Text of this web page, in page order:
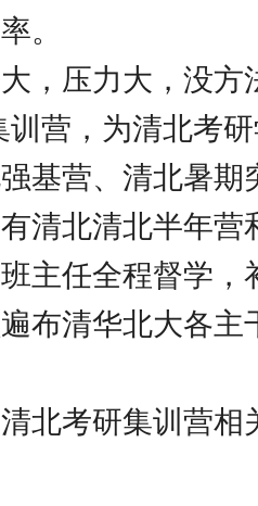
。
，压力大，没方
营，为清北考
基营、清北暑期
清北清北半年营
主任全程督学，
布清华北大各主
北考研集训营相